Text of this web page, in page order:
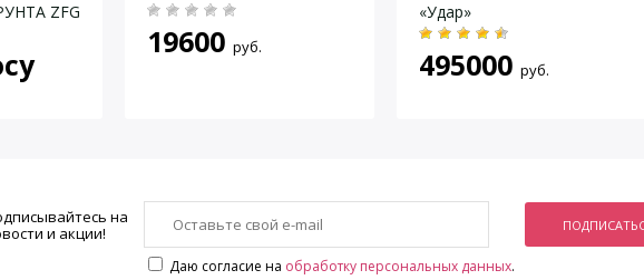
ZFG
19600 руб.
«Удар»
495000 руб.
на
и акции!
Даю согласие на обработку персональных данных.